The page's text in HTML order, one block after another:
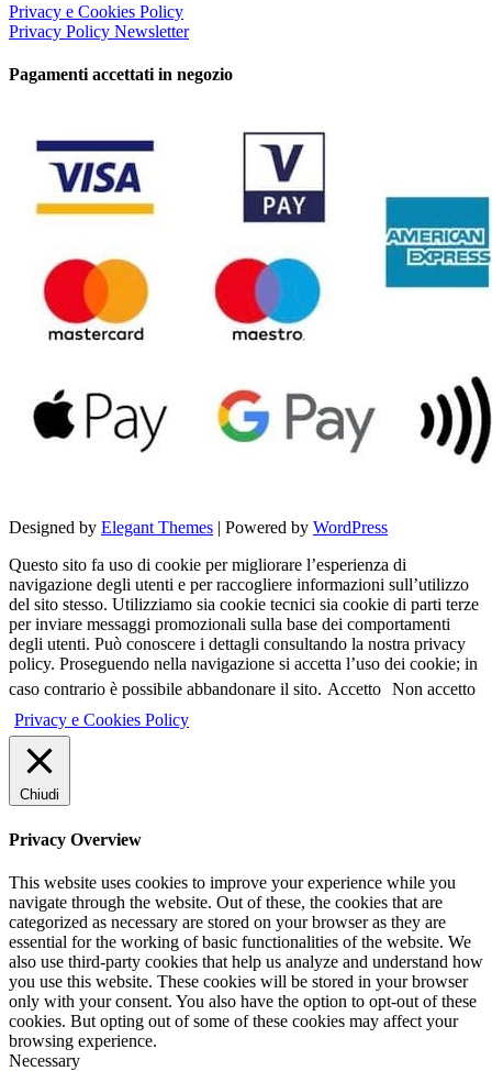
Privacy e Cookies Policy
Privacy Policy Newsletter
Pagamenti accettati in negozio
Designed by Elegant Themes | Powered by WordPress
Questo sito fa uso di cookie per migliorare l’esperienza di
navigazione degli utenti e per raccogliere informazioni sull’utilizzo
del sito stesso. Utilizziamo sia cookie tecnici sia cookie di parti terze
per inviare messaggi promozionali sulla base dei comportamenti
degli utenti. Può conoscere i dettagli consultando la nostra privacy
policy. Proseguendo nella navigazione si accetta l’uso dei cookie; in
caso contrario è possibile abbandonare il sito. Accetto Non accetto
Privacy e Cookies Policy
Chiudi
Privacy Overview
This website uses cookies to improve your experience while you
navigate through the website. Out of these, the cookies that are
categorized as necessary are stored on your browser as they are
essential for the working of basic functionalities of the website. We
also use third-party cookies that help us analyze and understand how
you use this website. These cookies will be stored in your browser
only with your consent. You also have the option to opt-out of these
cookies. But opting out of some of these cookies may affect your
browsing experience.
Necessary